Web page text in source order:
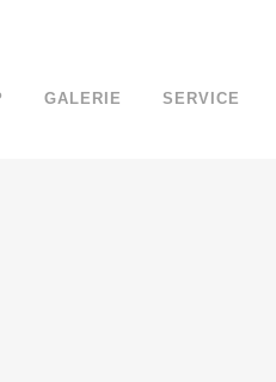
GALERIE SERVICE